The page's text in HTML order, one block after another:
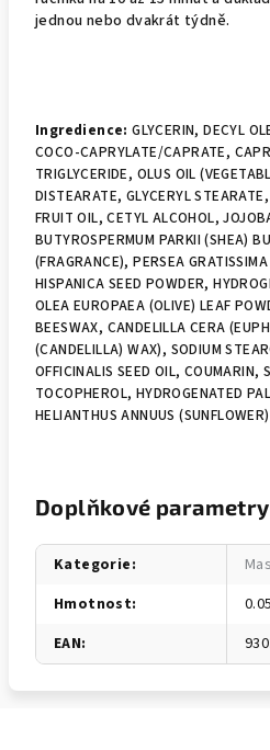
jednou nebo dvakrát týdně.
Ingredience:GLYCERIN, DECYL
COCO-CAPRYLATE/CAPRATE,
TRIGLYCERIDE, OLUS OIL
DISTEARATE, GLYCERYL
FRUIT OIL, CETYL ALCOHOL,
BUTYROSPERMUM PARKII (SHEA)
(FRAGRANCE), PERSEA
HISPANICA SEED POWDER,
OLEA EUROPAEA (OLIVE) LEAF
BEESWAX, CANDELILLA CERA
(CANDELILLA) WAX), SODIUM
OFFICINALIS SEED OIL, COUMARIN,
TOCOPHEROL, HYDROGENATED
HELIANTHUS ANNUUS
Doplňkové parametry
Kategorie:
Hmotnost:
EAN: